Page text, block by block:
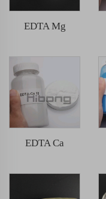
EDTA Mg
EDTA Ca